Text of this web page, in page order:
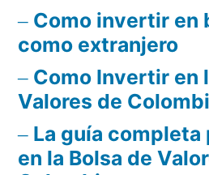
Como invertir en
como extranjero
Como Invertir en
Valores de
La guía
en la Bolsa de